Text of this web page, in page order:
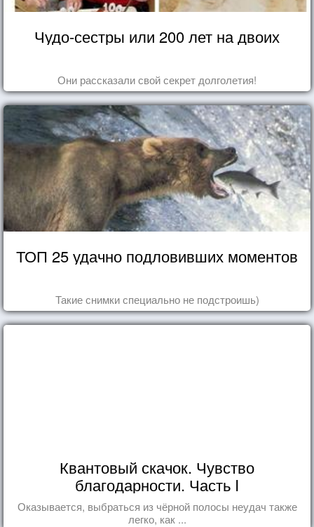
Чудо-сестры или 200 лет на двоих
Они рассказали свой секрет долголетия!
ТОП 25 удачно подловивших моментов
Такие снимки специально не подстроишь)
Квантовый скачок. Чувство
благодарности. Часть I
Оказывается, выбраться из чёрной полосы неудач также
легко, как ...